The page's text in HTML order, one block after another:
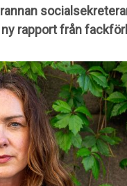
rapport från